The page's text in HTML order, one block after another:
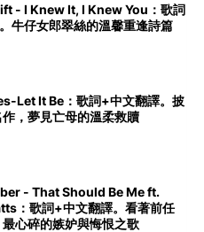
- I Knew It, I Knew You：歌詞
牛仔女郎翠絲的溫馨重逢詩篇
Let It Be：歌詞+中文翻譯。披
，夢見亡母的溫柔救贖
- That Should Be Me ft.
：歌詞+中文翻譯。看著前任
心碎的嫉妒與悔恨之歌